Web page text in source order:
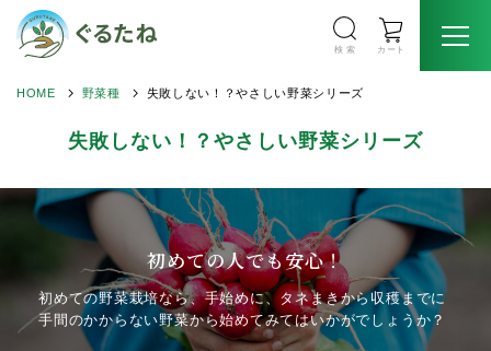
検 索 カート
HOME 野菜種 失敗しない！？やさしい野菜シリーズ
失敗しない！？やさしい野菜シリーズ
初めての人でも安心！
初めての野菜栽培なら、手始めに、タネまきから収穫までに
手間のかからない野菜から始めてみてはいかがでしょうか？